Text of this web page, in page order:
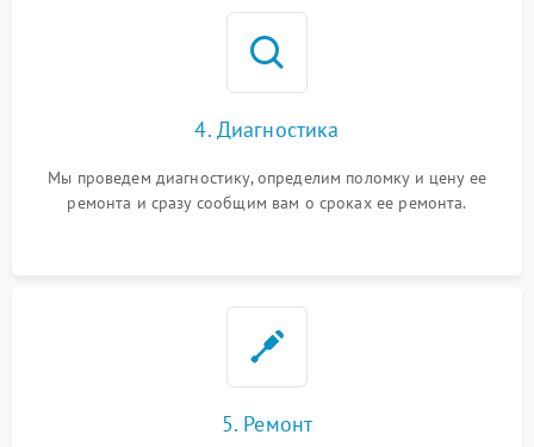
4. Диагностика
Мы проведем диагностику, определим поломку и цену ее
ремонта и сразу сообщим вам о сроках ее ремонта.
5. Ремонт